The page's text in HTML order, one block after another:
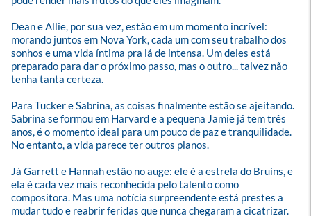
Dean e Allie, por sua vez, estão em um momento incrível:
morando juntos em Nova York, cada um com seu trabalho dos
sonhos e uma vida íntima pra lá de intensa. Um deles está
preparado para dar o próximo passo, mas o outro... talvez não
tenha tanta certeza.
Para Tucker e Sabrina, as coisas finalmente estão se ajeitando.
Sabrina se formou em Harvard e a pequena Jamie já tem três
anos, é o momento ideal para um pouco de paz e tranquilidade.
No entanto, a vida parece ter outros planos.
Já Garrett e Hannah estão no auge: ele é a estrela do Bruins, e
ela é cada vez mais reconhecida pelo talento como
compositora. Mas uma notícia surpreendente está prestes a
mudar tudo e reabrir feridas que nunca chegaram a cicatrizar.